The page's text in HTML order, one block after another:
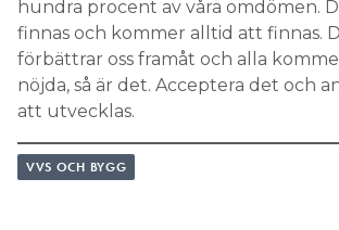
hundra procent av våra omdömen.
finnas och kommer alltid att finnas.
förbättrar oss framåt och alla
nöjda, så är det. Acceptera det och
att utvecklas.
VVS OCH BYGG